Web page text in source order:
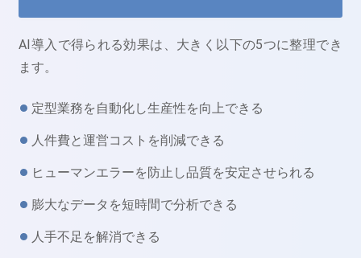
AI導入で得られる効果は、大きく以下の5つに整理でき
ます。
定型業務を自動化し生産性を向上できる
人件費と運営コストを削減できる
ヒューマンエラーを防止し品質を安定させられる
膨大なデータを短時間で分析できる
人手不足を解消できる